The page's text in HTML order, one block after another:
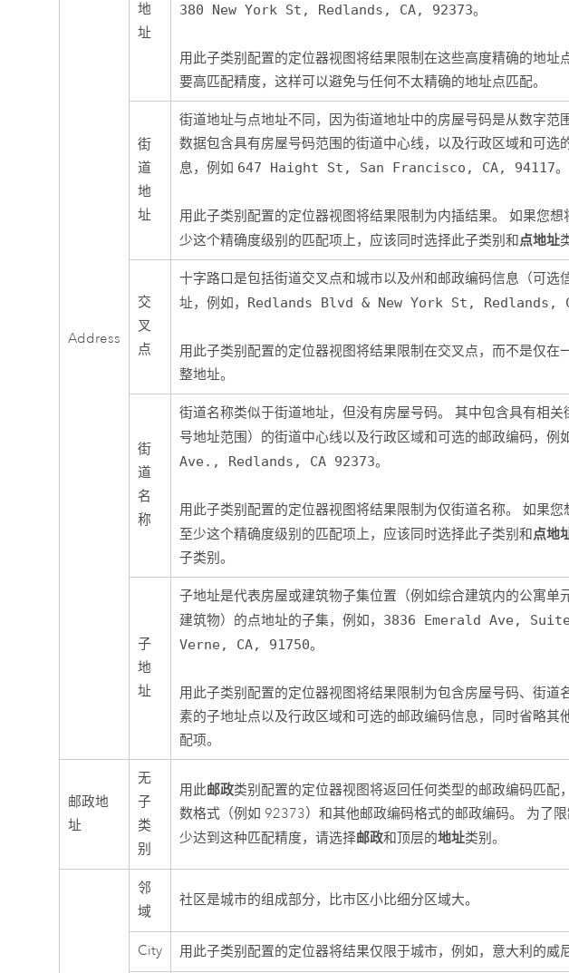
Address
地
址
380 New York St, Redlands, CA, 92373。
用此子类别配置的定位器视图将结果限制在这些高度精确的地址
要高匹配精度，这样可以避免与任何不太精确的地址点匹配。
街
道
地
址
街道地址与点地址不同，因为街道地址中的房屋号码是从数字范
数据包含具有房屋号码范围的街道中心线，以及行政区域和可选
息，例如 647 Haight St, San Francisco, CA, 94117。
用此子类别配置的定位器视图将结果限制为内插结果。 如果您想
少这个精确度级别的匹配项上，应该同时选择此子类别和点地址
交
叉
点
十字路口是包括街道交叉点和城市以及州和邮政编码信息（可选
址，例如， Redlands Blvd & New York St, Redlands,
用此子类别配置的定位器视图将结果限制在交叉点，而不是仅在
整地址。
街
道
名
称
街道名称类似于街道地址，但没有房屋号码。 其中包含具有相关
号地址范围）的街道中心线以及行政区域和可选的邮政编码，例
Ave., Redlands, CA 92373。
用此子类别配置的定位器视图将结果限制为仅街道名称。 如果您
至少这个精确度级别的匹配项上，应该同时选择此子类别和点地
子类别。
子
地
址
子地址是代表房屋或建筑物子集位置（例如综合建筑内的公寓单
建筑物）的点地址的子集，例如， 3836 Emerald Ave,
Verne, CA, 91750。
用此子类别配置的定位器视图将结果限制为包含房屋号码、街道
素的子地址点以及行政区域和可选的邮政编码信息，同时省略其
配项。
邮政地
址
无
子
类
别
用此邮政类别配置的定位器视图将返回任何类型的邮政编码匹配
数格式（例如 92373）和其他邮政编码格式的邮政编码。 为了
少达到这种匹配精度，请选择邮政和顶层的地址类别。
邻
域
社区是城市的组成部分，比市区小比细分区域大。
City 用此子类别配置的定位器将结果仅限于城市，例如，意大利的威